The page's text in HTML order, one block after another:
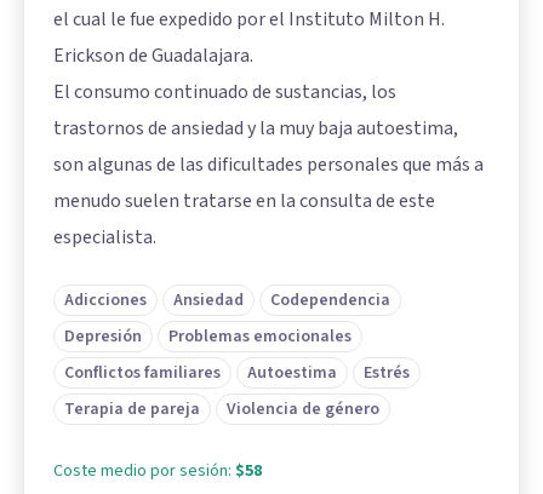
el cual le fue expedido por el Instituto Milton H.
Erickson de Guadalajara.
El consumo continuado de sustancias, los
trastornos de ansiedad y la muy baja autoestima,
son algunas de las dificultades personales que más a
menudo suelen tratarse en la consulta de este
especialista.
Adicciones Ansiedad
Codependencia
Depresión
Problemas emocionales
Conflictos familiares
Autoestima
Estrés
Terapia de pareja
Violencia de género
Coste medio por sesión: $58